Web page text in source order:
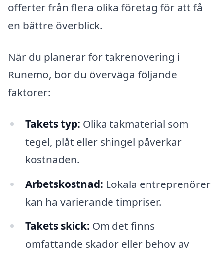
offerter från flera olika företag för att få
en bättre överblick.
När du planerar för takrenovering i
Runemo, bör du överväga följande
faktorer:
Takets typ: Olika takmaterial som
tegel, plåt eller shingel påverkar
kostnaden.
Arbetskostnad: Lokala entreprenörer
kan ha varierande timpriser.
Takets skick: Om det finns
omfattande skador eller behov av